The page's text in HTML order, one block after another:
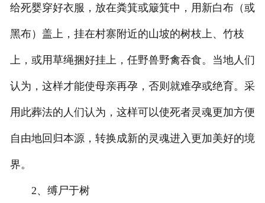
给死婴穿好衣服，放在粪箕或簸箕中，用新白布（或
黑布）盖上，挂在村寨附近的山坡的树枝上、竹枝
上，或用草绳捆好挂上，任野兽野禽吞食。当地人们
认为，这样才能使母亲再孕，否则就难孕或绝育。采
用此葬法的人们认为，这样可以使死者灵魂更加方便
自由地回归本源，转换成新的灵魂进入更加美好的境
界。
2、缚尸于树